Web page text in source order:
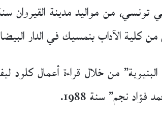
نجم” سنة 1988.